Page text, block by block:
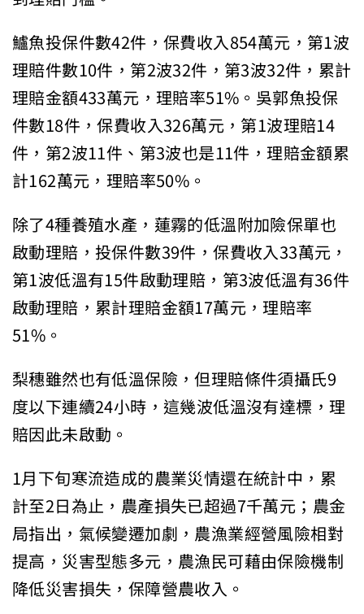
鱸魚投保件數42件，保費收入854萬元，第1波
理賠件數10件，第2波32件，第3波32件，累計
理賠金額433萬元，理賠率51%。吳郭魚投保
件數18件，保費收入326萬元，第1波理賠14
件，第2波11件、第3波也是11件，理賠金額累
計162萬元，理賠率50%。
除了4種養殖水產，蓮霧的低溫附加險保單也
啟動理賠，投保件數39件，保費收入33萬元，
第1波低溫有15件啟動理賠，第3波低溫有36件
啟動理賠，累計理賠金額17萬元，理賠率
51%。
梨穗雖然也有低溫保險，但理賠條件須攝氏9
度以下連續24小時，這幾波低溫沒有達標，理
賠因此未啟動。
1月下旬寒流造成的農業災情還在統計中，累
計至2日為止，農產損失已超過7千萬元；農金
局指出，氣候變遷加劇，農漁業經營風險相對
提高，災害型態多元，農漁民可藉由保險機制
降低災害損失，保障營農收入。